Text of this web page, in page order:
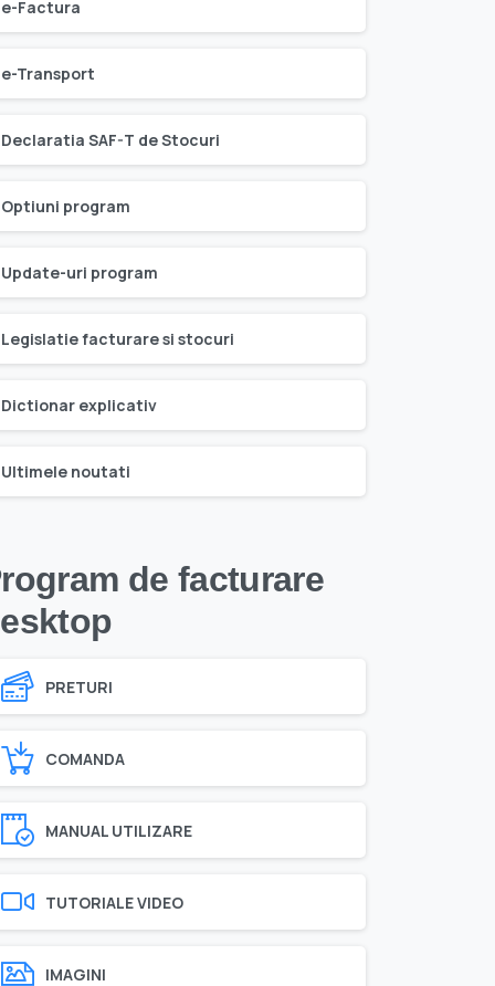
e-Factura
e-Transport
Declaratia SAF-T de Stocuri
Optiuni program
Update-uri program
Legislatie facturare si stocuri
Dictionar explicativ
Ultimele noutati
de facturare
PRETURI
COMANDA
MANUAL UTILIZARE
TUTORIALE VIDEO
IMAGINI